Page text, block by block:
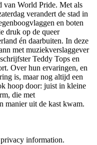
van World Pride. Met als
verandert de stad in
en boten
druk op de queer
én daarbuiten. In deze
met muziekverslaggever
Teddy Tops en
Over hun ervaringen, en
is, maar nog altijd een
hoop door: juist in kleine
die met
manier uit de kast kwam.
information.